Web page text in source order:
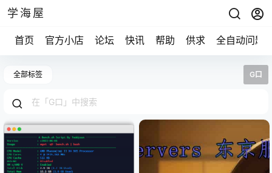
学海屋
首页 官方小店 论坛 快讯 帮助 供求 全自动问题
全部标签 G口